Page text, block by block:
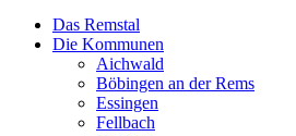
Das Remstal
Die Kommunen
Aichwald
Böbingen an der Rems
Essingen
Fellbach